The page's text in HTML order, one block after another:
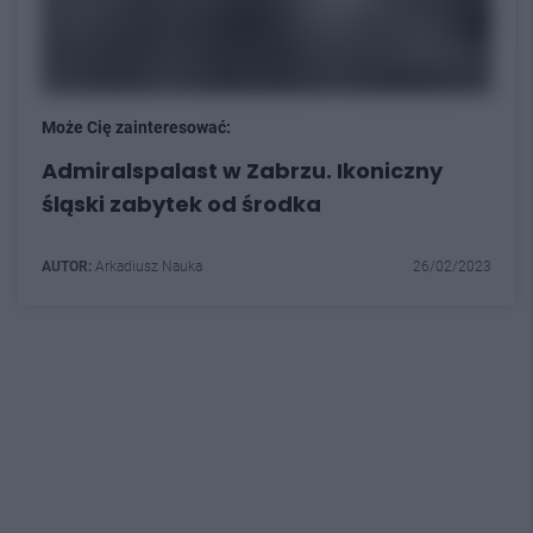
Może Cię zainteresować:
Admiralspalast w Zabrzu. Ikoniczny
śląski zabytek od środka
AUTOR: Arkadiusz Nauka 26/02/2023